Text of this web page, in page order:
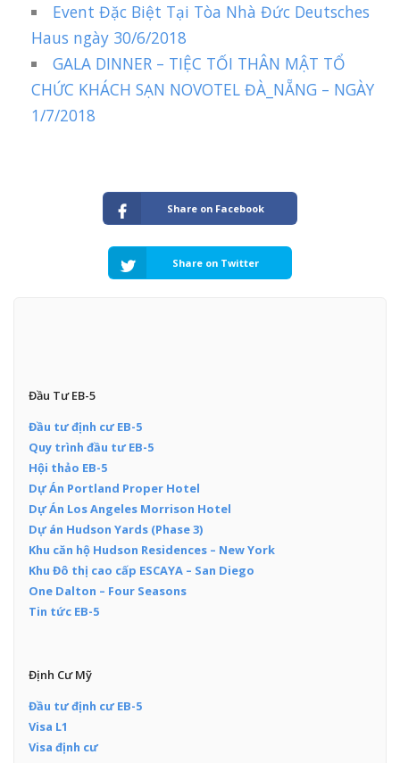
Event Đặc Biệt Tại Tòa Nhà Đức Deutsches
Haus ngày 30/6/2018
GALA DINNER – TIỆC TỐI THÂN MẬT TỔ
CHỨC KHÁCH SẠN NOVOTEL ĐÀ_NẴNG – NGÀY
1/7/2018
Share on Facebook
Share on Twitter
Đầu Tư EB-5
Đầu tư định cư EB-5
Quy trình đầu tư EB-5
Hội thảo EB-5
Dự Án Portland Proper Hotel
Dự Án Los Angeles Morrison Hotel
Dự án Hudson Yards (Phase 3)
Khu căn hộ Hudson Residences – New York
Khu Đô thị cao cấp ESCAYA – San Diego
One Dalton – Four Seasons
Tin tức EB-5
Định Cư Mỹ
Đầu tư định cư EB-5
Visa L1
Visa định cư